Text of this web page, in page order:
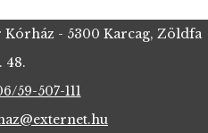
Kórház - 5300 Karcag, Zöldfa
48.
59-507-111